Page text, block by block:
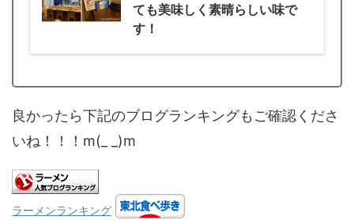
ても美味しく素晴らしい味で
す！
良かったら下記のブログランキングもご確認くださ
いね！！！m(_ _)m
ラーメンランキング